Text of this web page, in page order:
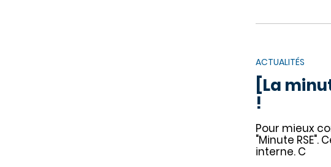
ACTUALITÉS
[La
!
Pour mieux
"Minute
interne. C